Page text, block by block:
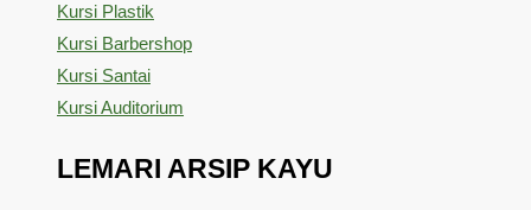
Kursi Plastik
Kursi Barbershop
Kursi Santai
Kursi Auditorium
LEMARI ARSIP KAYU